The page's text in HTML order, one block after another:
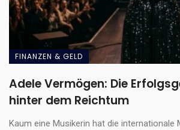
FINANZEN & GELD
Adele Vermögen: Die
hinter dem Reichtum
Kaum eine Musikerin hat die internationale